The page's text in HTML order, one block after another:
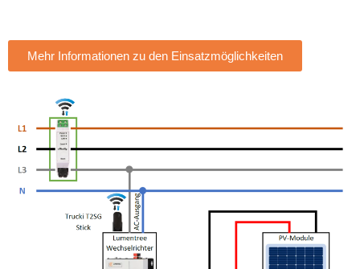
Mehr Informationen zu den Einsatzmöglichkeiten